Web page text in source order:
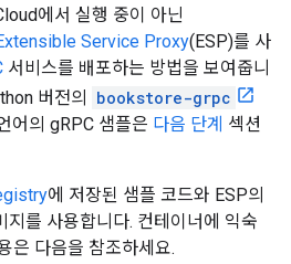
에서 실행 중이 아닌
Service Proxy(ESP)를 사
서비스를 배포하는 방법을 보여줍니
버전의
bookstore-grpc
어의 gRPC 샘플은 다음 단계 섹션
에 저장된 샘플 코드와 ESP의
지를 사용합니다. 컨테이너에 익숙
은 다음을 참조하세요.